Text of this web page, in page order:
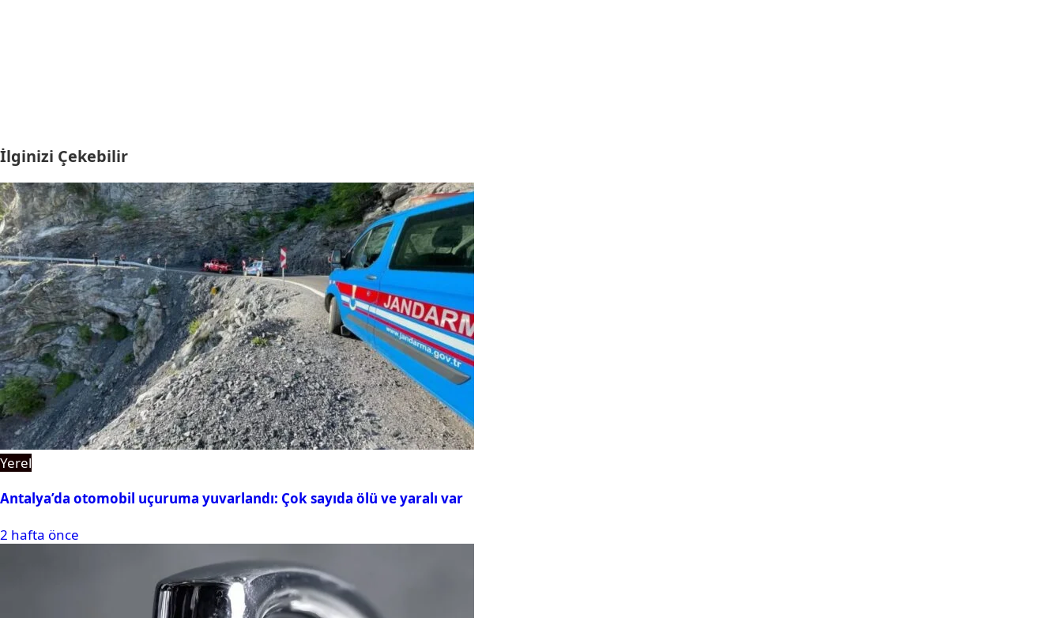
İlginizi Çekebilir
Yerel
Antalya’da otomobil uçuruma yuvarlandı: Çok sayıda ölü ve yaralı var
2 hafta önce